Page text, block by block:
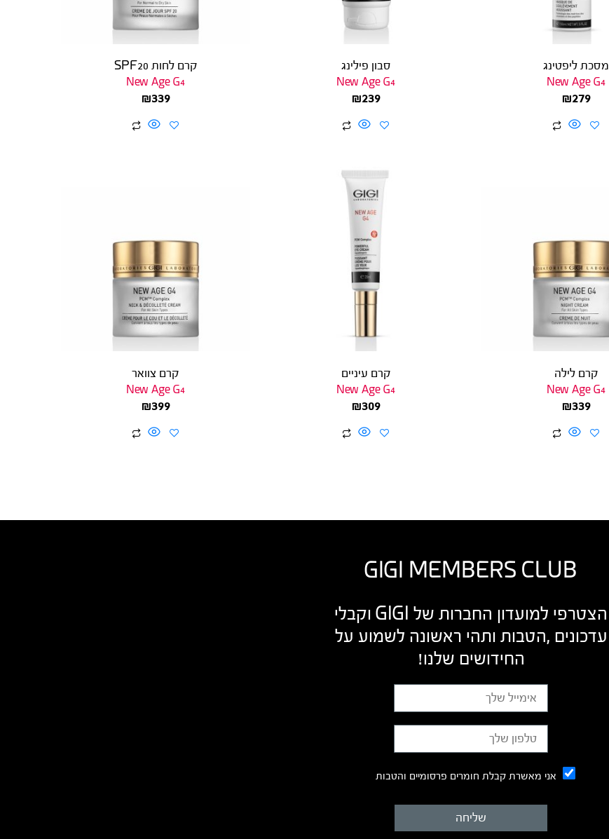
מסכת ליפטינג
New Age G4
₪279
סבון פילינג
New Age G4
₪239
קרם לחות SPF20
New Age G4
₪339
קרם לילה
New Age G4
₪339
קרם עיניים
New Age G4
₪309
קרם צוואר
New Age G4
₪399
GIGI MEMBERS CLUB
הצטרפי למועדון החברות של GIGI וקבלי
עדכונים ,הטבות ותהי ראשונה לשמוע על
החידושים שלנו!
אני מאשרת קבלת חומרים פרסומיים והטבות